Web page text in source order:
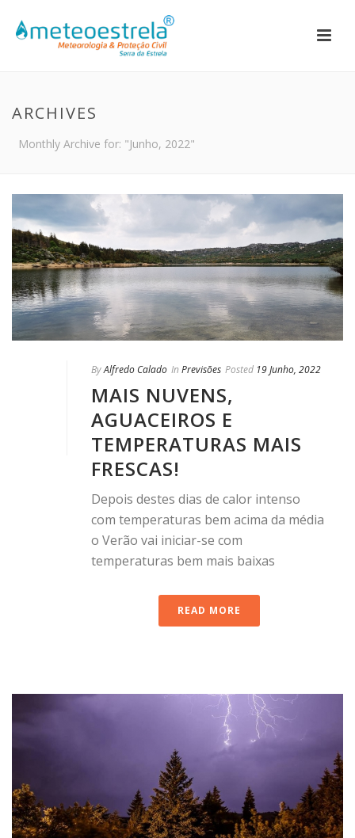
ARCHIVES
Monthly Archive for: "Junho, 2022"
ByAlfredo Calado In Previsões Posted 19 Junho, 2022
MAIS NUVENS,
AGUACEIROS E
TEMPERATURAS MAIS
FRESCAS!
Depois destes dias de calor intenso
com temperaturas bem acima da média
o Verão vai iniciar-se com
temperaturas bem mais baixas
READ MORE